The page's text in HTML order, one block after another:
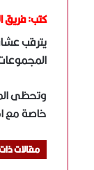
كتب: فريق
يترقب
المجموعات ببطولة كأس
وتحظى
خاصة مع
مقالات